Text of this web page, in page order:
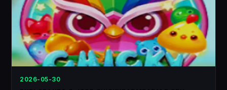
2026-05-30